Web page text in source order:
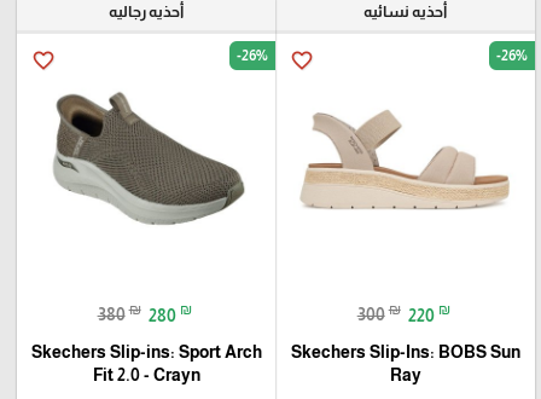
أحذيه نسائيه
favorite_border -26%
300 ₪ 220 ₪
Skechers Slip-Ins: BOBS Sun
Ray
أحذيه رجاليه
favorite_border -26%
380 ₪ 280 ₪
Skechers Slip-ins: Sport Arch
Fit 2.0 - Crayn